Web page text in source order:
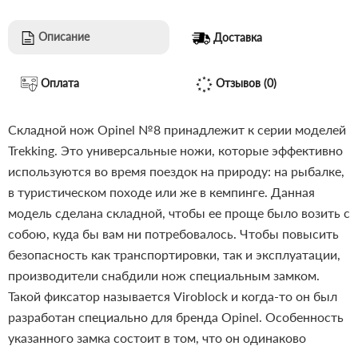
Описание Доставка
Оплата Отзывов (0)
Складной нож Opinel №8 принадлежит к серии моделей
Trekking. Это универсальные ножи, которые эффективно
используются во время поездок на природу: на рыбалке,
в туристическом походе или же в кемпинге. Данная
модель сделана складной, чтобы ее проще было возить с
собою, куда бы вам ни потребовалось. Чтобы повысить
безопасность как транспортировки, так и эксплуатации,
производители снабдили нож специальным замком.
Такой фиксатор называется Viroblock и когда-то он был
разработан специально для бренда Opinel. Особенность
указанного замка состоит в том, что он одинаково